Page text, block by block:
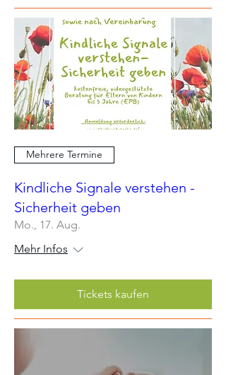
Mehrere Termine
Kindliche Signale verstehen -
Sicherheit geben
Mo., 17. Aug.
Mehr Infos
Tickets kaufen